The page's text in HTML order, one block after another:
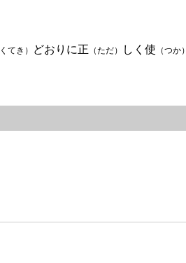
てき） どおりに正 （ただ） しく使 （つか）
6丁目15番地